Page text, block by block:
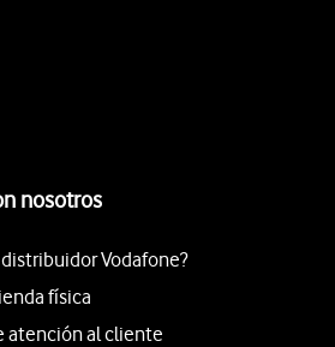
nosotros
Vodafone?
física
atención al cliente